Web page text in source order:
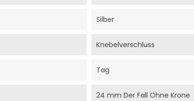
Silber
Knebelverschluss
Tag
24 mm Der Fall Ohne Krone